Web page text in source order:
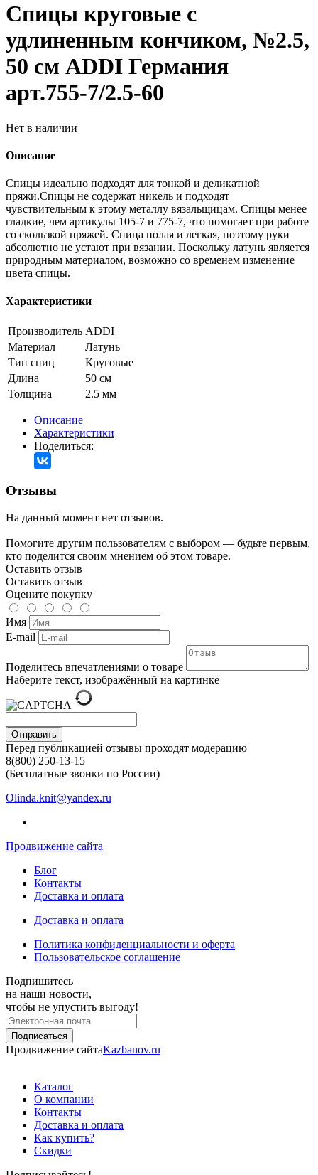
Спицы круговые с
удлиненным кончиком, №2.5,
50 см ADDI Германия
арт.755-7/2.5-60
Нет в наличии
Описание
Спицы идеально подходят для тонкой и деликатной
пряжи.Спицы не содержат никель и подходят
чувствительным к этому металлу вязальщицам. Спицы менее
гладкие, чем артикулы 105-7 и 775-7, что помогает при работе
со скользкой пряжей. Спица полая и легкая, поэтому руки
абсолютно не устают при вязании. Поскольку латунь является
природным материалом, возможно со временем изменение
цвета спицы.
Характеристики
Производитель ADDI
Материал
Латунь
Тип спиц
Круговые
Длина
50 см
Толщина
2.5 мм
Описание
Характеристики
Поделиться:
Отзывы
На данный момент нет отзывов.
Помогите другим пользователям с выбором — будьте первым,
кто поделится своим мнением об этом товаре.
Оставить отзыв
Оставить отзыв
Оцените покупку
Имя
E-mail
Поделитесь впечатлениями о товаре
Наберите текст, изображённый на картинке
Отправить
Перед публикацией отзывы проходят модерацию
8(800) 250-13-15
(Бесплатные звонки по России)
Olinda.knit@yandex.ru
Продвижение сайта
Блог
Контакты
Доставка и оплата
Доставка и оплата
Политика конфиденциальности и оферта
Пользовательское соглашение
Подпишитесь
на наши новости,
чтобы не упустить выгоду!
Продвижение сайтаKazbanov.ru
Каталог
О компании
Контакты
Доставка и оплата
Как купить?
Скидки